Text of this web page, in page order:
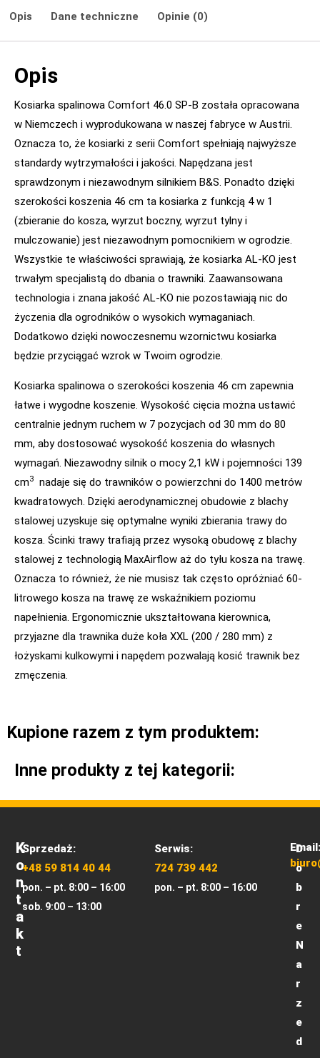
Opis Dane techniczne Opinie (0)
Opis
Kosiarka spalinowa Comfort 46.0 SP-B została opracowana
w Niemczech i wyprodukowana w naszej fabryce w Austrii.
Oznacza to, że kosiarki z serii Comfort spełniają najwyższe
standardy wytrzymałości i jakości. Napędzana jest
sprawdzonym i niezawodnym silnikiem B&S. Ponadto dzięki
szerokości koszenia 46 cm ta kosiarka z funkcją 4 w 1
(zbieranie do kosza, wyrzut boczny, wyrzut tylny i
mulczowanie) jest niezawodnym pomocnikiem w ogrodzie.
Wszystkie te właściwości sprawiają, że kosiarka AL-KO jest
trwałym specjalistą do dbania o trawniki. Zaawansowana
technologia i znana jakość AL-KO nie pozostawiają nic do
życzenia dla ogrodników o wysokich wymaganiach.
Dodatkowo dzięki nowoczesnemu wzornictwu kosiarka
będzie przyciągać wzrok w Twoim ogrodzie.
Kosiarka spalinowa o szerokości koszenia 46 cm zapewnia
łatwe i wygodne koszenie. Wysokość cięcia można ustawić
centralnie jednym ruchem w 7 pozycjach od 30 mm do 80
mm, aby dostosować wysokość koszenia do własnych
wymagań. Niezawodny silnik o mocy 2,1 kW i pojemności 139
cm3
nadaje się do trawników o powierzchni do 1400 metrów
kwadratowych. Dzięki aerodynamicznej obudowie z blachy
stalowej uzyskuje się optymalne wyniki zbierania trawy do
kosza. Ścinki trawy trafiają przez wysoką obudowę z blachy
stalowej z technologią MaxAirflow aż do tyłu kosza na trawę.
Oznacza to również, że nie musisz tak często opróżniać 60-
litrowego kosza na trawę ze wskaźnikiem poziomu
napełnienia. Ergonomicznie ukształtowana kierownica,
przyjazne dla trawnika duże koła XXL (200 / 280 mm) z
łożyskami kulkowymi i napędem pozwalają kosić trawnik bez
zmęczenia.
Kupione razem z tym produktem:
Inne produkty z tej kategorii:
K
O
N
T
A
K
T
Sprzedaż:
+48 59 814 40 44
pon. – pt. 8:00 – 16:00
sob. 9:00 – 13:00
Serwis:
724 739 442
pon. – pt. 8:00 – 16:00
Email:
D
o
b
r
e
N
a
r
z
e
d